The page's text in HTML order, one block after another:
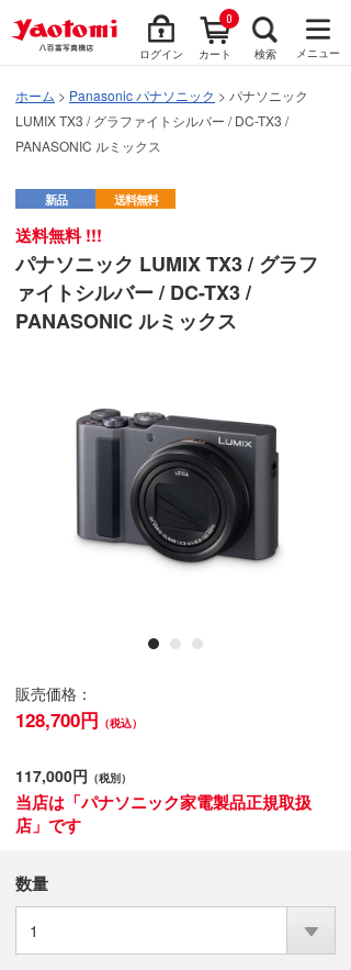
ログイン カート
0
検索 メニュー
ホーム > Panasonic パナソニック > パナソニック
LUMIX TX3 / グラファイトシルバー / DC-TX3 /
PANASONIC ルミックス
新品 送料無料
送料無料 !!!
パナソニック LUMIX TX3 / グラフ
ァイトシルバー / DC-TX3 /
PANASONIC ルミックス
販売価格：
128,700円 （税込）
117,000円 （税別）
当店は「パナソニック家電製品正規取扱
店」です
数量
1